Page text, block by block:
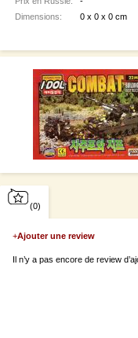
Dimensions:
0 x 0 x 0 cm
(0)
+Ajouter une review
Il n’y a pas encore de review